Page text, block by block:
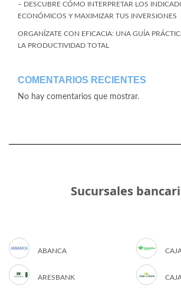
– DESCUBRE CÓMO INTERPRETAR LOS
ECONÓMICOS Y MAXIMIZAR TUS INVERSIONES
ORGANÍZATE CON EFICACIA: UNA GUÍA
LA PRODUCTIVIDAD TOTAL
COMENTARIOS RECIENTES
No hay comentarios que mostrar.
Sucursales
ABANCA
ARESBANK